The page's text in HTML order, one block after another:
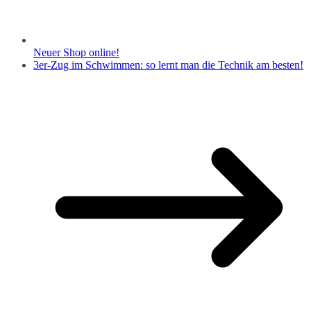
Neuer Shop online!
3er-Zug im Schwimmen: so lernt man die Technik am besten!